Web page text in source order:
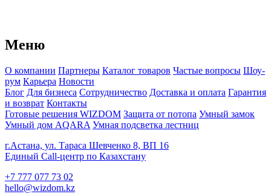
Меню
О компании Партнеры Каталог товаров Частые вопросы Шоу-
рум Карьера Новости
Блог Для бизнеса Сотрудничество Доставка и оплата Гарантия
и возврат Контакты
Готовые решения WIZDOM Защита от потопа Умный замок
Умный дом AQARA Умная подсветка лестниц
г.Астана, ул. Тараса Шевченко 8, ВП 16
Единый Call-центр по Казахстану
+7 777 077 73 02
hello@wizdom.kz